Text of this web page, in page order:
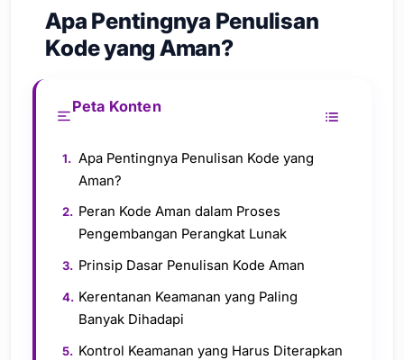
Apa Pentingnya Penulisan
Kode yang Aman?
Peta Konten
Apa Pentingnya Penulisan Kode yang
Aman?
Peran Kode Aman dalam Proses
Pengembangan Perangkat Lunak
Prinsip Dasar Penulisan Kode Aman
Kerentanan Keamanan yang Paling
Banyak Dihadapi
Kontrol Keamanan yang Harus Diterapkan